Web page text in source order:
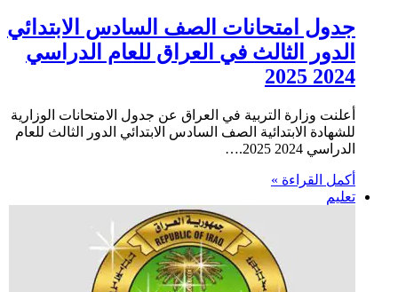
جدول امتحانات الصف السادس الابتدائي
الدور الثالث في العراق للعام الدراسي
2024 2025
أعلنت وزارة التربية في العراق عن جدول الامتحانات الوزارية
للشهادة الابتدائية الصف السادس الابتدائي الدور الثالث للعام
الدراسي 2024 2025.…
أكمل القراءة »
تعليم